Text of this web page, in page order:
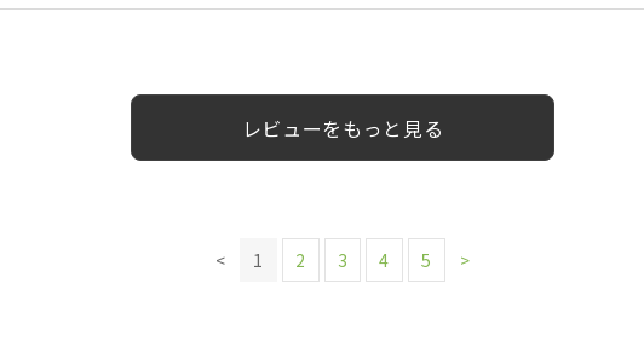
レビューをもっと見る
< 1 2 3 4 5 >